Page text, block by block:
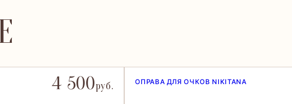
4 500руб. ОПРАВА ДЛЯ ОЧКОВ NIKITANA